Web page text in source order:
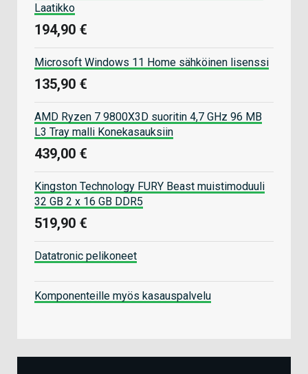
Laatikko
194,90 €
Microsoft Windows 11 Home sähköinen lisenssi
135,90 €
AMD Ryzen 7 9800X3D suoritin 4,7 GHz 96 MB
L3 Tray malli Konekasauksiin
439,00 €
Kingston Technology FURY Beast muistimoduuli
32 GB 2 x 16 GB DDR5
519,90 €
Datatronic pelikoneet
Komponenteille myös kasauspalvelu